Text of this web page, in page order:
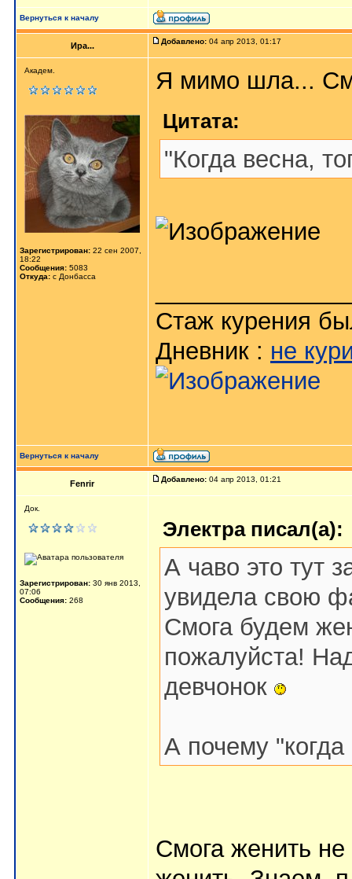
Вернуться к началу
Ира... Добавлено: 04 апр 2013, 01:17
Академ.
Зарегистрирован: 22 сен 2007,
18:22
Сообщения: 5083
Откуда: с Донбасса
Я мимо шла...
Цитата:
"Когда весна,
Стаж курения
Дневник : не
Вернуться к началу
Fenrir Добавлено: 04 апр 2013, 01:21
Док.
Зарегистрирован: 30 янв 2013,
07:06
Сообщения: 268
Электра писал(а):
А чаво это тут
увидела свою
Смога будем
пожалуйста!
девчонок
А почему "когда
Смога женить